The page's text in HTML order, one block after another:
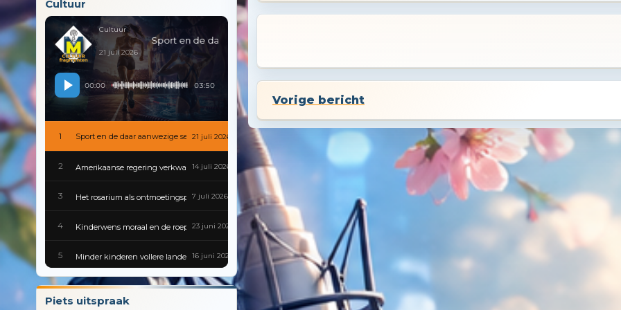
Cultuur
Cultuur
Sport en de daar aanwezige sex
21 juli 2026
00:00 03:50
1 Sport en de daar aanwezige sex 21 juli 2026
2 Amerikaanse regering verkwanselt kennis en geschiedenis
14 juli 2026
3 Het rosarium als ontmoetingsplek7 juli 2026
4 Kinderwens moraal en de roeptoeters van de voortplantingspolitiek
23 juni 2026
5 Minder kinderen vollere landen en gesloten scholen
16 juni 2026
6 Gevaarlijke besmettingen zijn van alle tijden
9 juni 2026
Piets uitspraak
Vorige bericht